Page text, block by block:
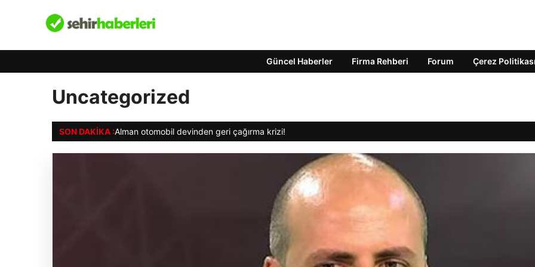
Güncel Haberler Firma Rehberi Forum Çerez
Uncategorized
SON DAKIKA :Alman otomobil devinden geri çağırma krizi!